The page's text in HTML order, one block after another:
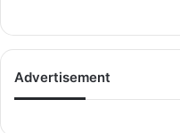
Advertisement